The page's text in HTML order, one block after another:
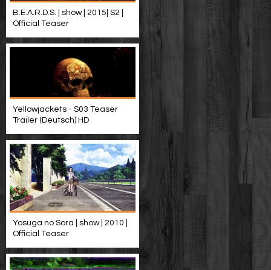
B.E.A.R.D.S. | show | 2015| S2 |
Official Teaser
Yellowjackets - S03 Teaser
Trailer (Deutsch) HD
Yosuga no Sora | show | 2010 |
Official Teaser